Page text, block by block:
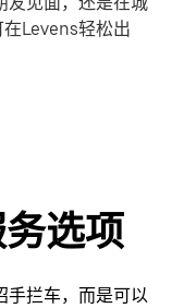
Levens轻松出
选项
手拦车，而是可以